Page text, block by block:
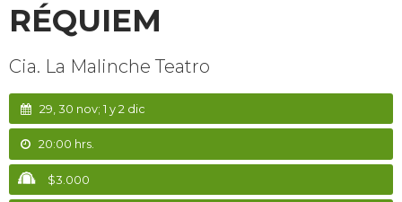
RÉQUIEM
Cia. La Malinche Teatro
29, 30 nov; 1 y 2 dic
20:00 hrs.
$3.000